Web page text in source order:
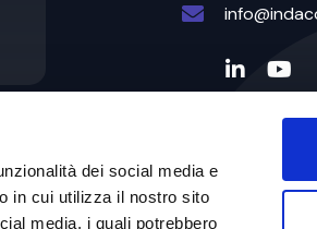
dei social media e
in cui utilizza il nostro sito
media, i quali potrebbero